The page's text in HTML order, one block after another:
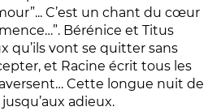
C’est un chant du cœur
Bérénice et Titus
qu’ils vont se quitter sans
et Racine écrit tous les
Cette longue nuit de
adieux.